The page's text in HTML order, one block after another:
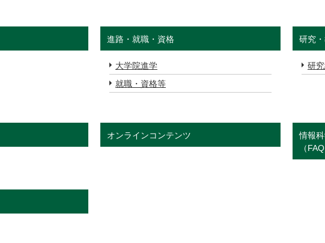
進路・就職・資格
大学院進学
就職・資格等
研究
研
オンラインコンテンツ
情報
（